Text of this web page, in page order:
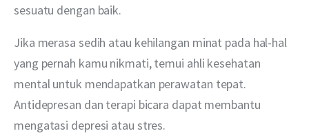
sesuatu dengan baik.
Jika merasa sedih atau kehilangan minat pada hal-hal
yang pernah kamu nikmati, temui ahli kesehatan
mental untuk mendapatkan perawatan tepat.
Antidepresan dan terapi bicara dapat membantu
mengatasi depresi atau stres.